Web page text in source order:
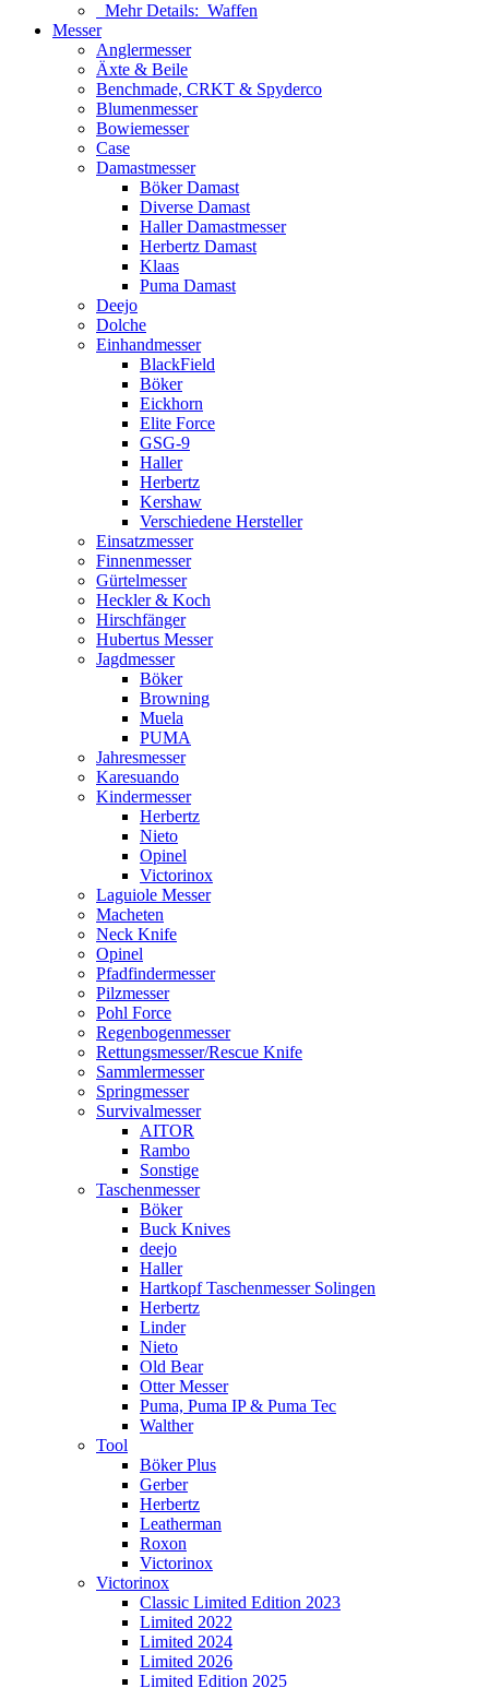
Mehr Details: Waffen
Messer
Anglermesser
Äxte & Beile
Benchmade, CRKT & Spyderco
Blumenmesser
Bowiemesser
Case
Damastmesser
Böker Damast
Diverse Damast
Haller Damastmesser
Herbertz Damast
Klaas
Puma Damast
Deejo
Dolche
Einhandmesser
BlackField
Böker
Eickhorn
Elite Force
GSG-9
Haller
Herbertz
Kershaw
Verschiedene Hersteller
Einsatzmesser
Finnenmesser
Gürtelmesser
Heckler & Koch
Hirschfänger
Hubertus Messer
Jagdmesser
Böker
Browning
Muela
PUMA
Jahresmesser
Karesuando
Kindermesser
Herbertz
Nieto
Opinel
Victorinox
Laguiole Messer
Macheten
Neck Knife
Opinel
Pfadfindermesser
Pilzmesser
Pohl Force
Regenbogenmesser
Rettungsmesser/Rescue Knife
Sammlermesser
Springmesser
Survivalmesser
AITOR
Rambo
Sonstige
Taschenmesser
Böker
Buck Knives
deejo
Haller
Hartkopf Taschenmesser Solingen
Herbertz
Linder
Nieto
Old Bear
Otter Messer
Puma, Puma IP & Puma Tec
Walther
Tool
Böker Plus
Gerber
Herbertz
Leatherman
Roxon
Victorinox
Victorinox
Classic Limited Edition 2023
Limited 2022
Limited 2024
Limited 2026
Limited Edition 2025